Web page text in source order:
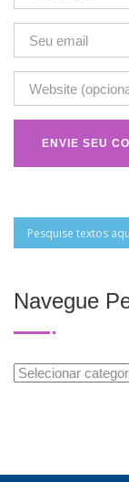
Navegue
Navegue